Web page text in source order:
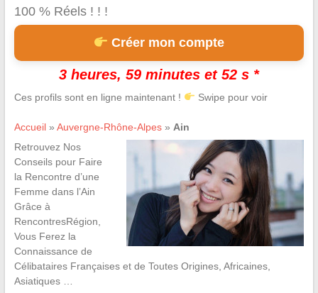
100 % Réels ! ! !
Créer mon compte
3 heures, 59 minutes et 51 s *
Ces profils sont en ligne maintenant ! Swipe pour voir
Accueil» Auvergne-Rhône-Alpes» Ain
Retrouvez Nos
Conseils pour Faire
la Rencontre d’une
Femme dans l’Ain
Grâce à
RencontresRégion,
Vous Ferez la
Connaissance de
Célibataires Françaises et de Toutes Origines, Africaines,
Asiatiques …